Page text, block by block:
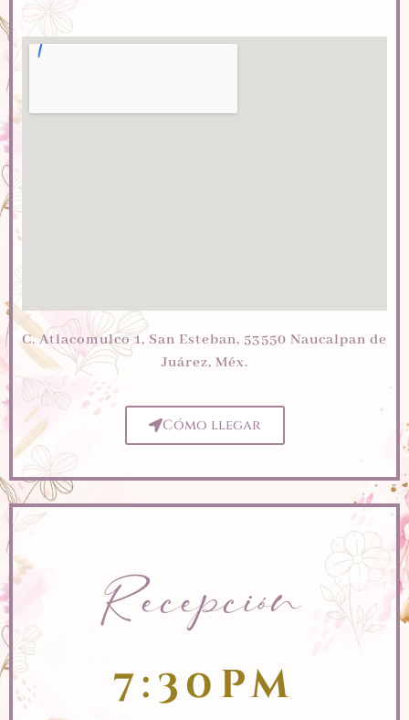
C. Atlacomulco 1, San Esteban, 53550 Naucalpan de
Juárez, Méx.
Cómo llegar
Recepción
7:30pm